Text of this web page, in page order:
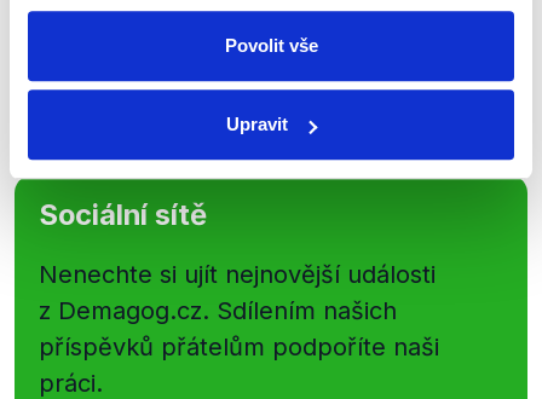
Povolit vše
Upravit
nepravdy se zrovna v Česku šíří.
Newsletter WhatsApp
Sociální sítě
Nenechte si ujít nejnovější události
z Demagog.cz. Sdílením našich
příspěvků přátelům podpoříte naši
práci.